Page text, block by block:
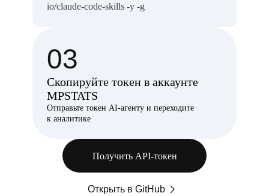
io/claude-code-skills -y -g
03
Скопируйте токен в аккаунте
MPSTATS
Отправьте токен AI-агенту и переходите
к аналитике
Получить API-токен
Открыть в GitHub